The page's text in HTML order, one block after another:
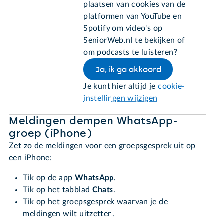
plaatsen van cookies van de
platformen van YouTube en
Spotify om video's op
SeniorWeb.nl te bekijken of
om podcasts te luisteren?
Ja, ik ga akkoord
Je kunt hier altijd jecookie-
instellingen wijzigen
Meldingen dempen WhatsApp-
groep (iPhone)
Zet zo de meldingen voor een groepsgesprek uit op
een iPhone:
Tik op de app WhatsApp.
Tik op het tabblad Chats.
Tik op het groepsgesprek waarvan je de
meldingen wilt uitzetten.